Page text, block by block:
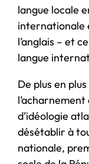
langue locale
internationale
l’anglais – et
langue
De plus en
d’idéologie
désétablir à
nationale,